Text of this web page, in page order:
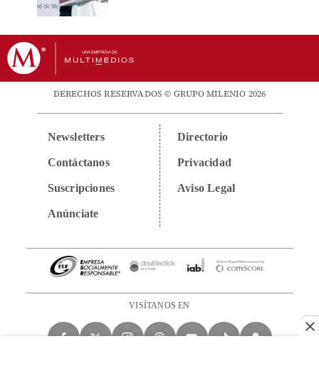
DERECHOS RESERVADOS © GRUPO MILENIO 2026
Newsletters
Contáctanos
Suscripciones
Anúnciate
Directorio
Privacidad
Aviso Legal
VISÍTANOS EN